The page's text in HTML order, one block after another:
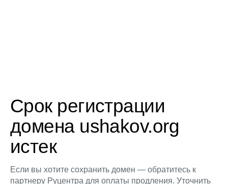
Срок регистрации
домена ushakov.org
истек
Если вы хотите сохранить домен — обратитесь к
партнеру Руцентра для оплаты продления. Уточнить